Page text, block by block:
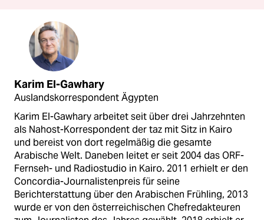
Karim El-Gawhary
Auslandskorrespondent Ägypten
Karim El-Gawhary arbeitet seit über drei Jahrzehnten
als Nahost-Korrespondent der taz mit Sitz in Kairo
und bereist von dort regelmäßig die gesamte
Arabische Welt. Daneben leitet er seit 2004 das ORF-
Fernseh- und Radiostudio in Kairo. 2011 erhielt er den
Concordia-Journalistenpreis für seine
Berichterstattung über den Arabischen Frühling, 2013
wurde er von den österreichischen Chefredakteuren